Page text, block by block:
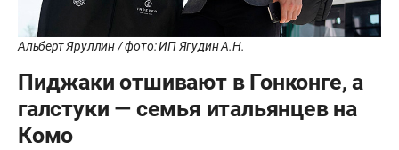
Альберт Яруллин / фото: ИП Ягудин А.Н.
Пиджаки отшивают в Гонконге, а
галстуки — семья итальянцев на
Комо